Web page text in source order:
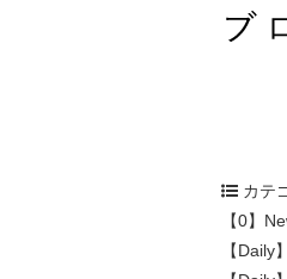
カテ
【0】
【Daily